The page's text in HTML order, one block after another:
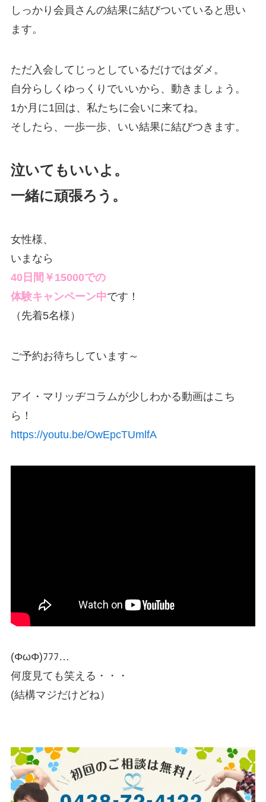
しっかり会員さんの結果に結びついていると思い
ます。
ただ入会してじっとしているだけではダメ。
自分らしくゆっくりでいいから、動きましょう。
1か月に1回は、私たちに会いに来てね。
そしたら、一歩一歩、いい結果に結びつきます。
泣いてもいいよ。
一緒に頑張ろう。
女性様、
いまなら
40日間￥15000での
体験キャンペーン中です！
（先着5名様）
ご予約お待ちしています～
アイ・マリッヂコラムが少しわかる動画はこち
ら！
https://youtu.be/OwEpcTUmlfA
(ΦωΦ)ﾌﾌﾌ…
何度見ても笑える・・・
(結構マジだけどね）